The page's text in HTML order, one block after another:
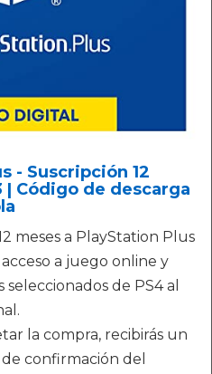
- Suscripción 12
| Código de descarga
meses a PlayStation Plus
a juego online y
de PS4 al
la compra, recibirás un
confirmación del